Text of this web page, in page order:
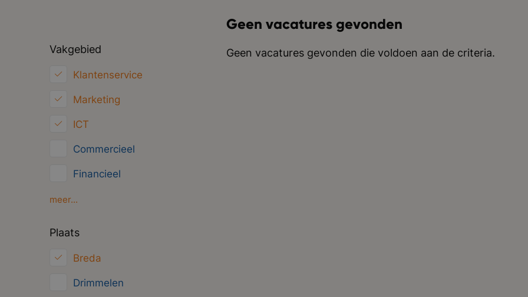
Vakgebied
Klantenservice
Marketing
ICT
Commercieel
Financieel
HRM
meer...
Plaats
Breda
Drimmelen
Geen vacatures gevonden
Geen vacatures gevonden die voldoen aan de criteria.